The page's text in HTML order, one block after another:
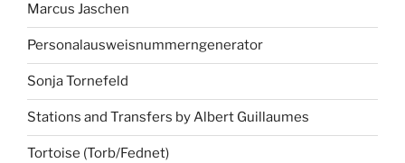
Marcus Jaschen
Personalausweisnummerngenerator
Sonja Tornefeld
Stations and Transfers by Albert Guillaumes
Tortoise (Torb/Fednet)